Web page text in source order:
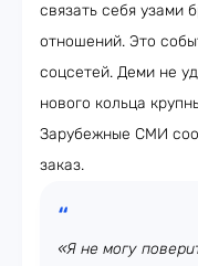
связать себя узами
отношений. Это
соцсетей. Деми не
нового кольца
Зарубежные СМИ
заказ.
«Я не могу